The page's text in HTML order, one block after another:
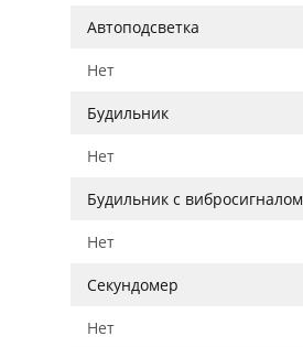
Автоподсветка
Нет
Будильник
Нет
Будильник с вибросигналом
Нет
Секундомер
Нет